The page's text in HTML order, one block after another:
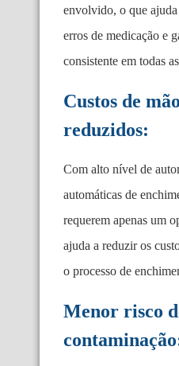
envolvido, o que
erros de medicação e
consistente em todas
Custos de
reduzidos:
Com alto nível de
automáticas de
requerem apenas um
ajuda a reduzir os
o processo de
Menor risco